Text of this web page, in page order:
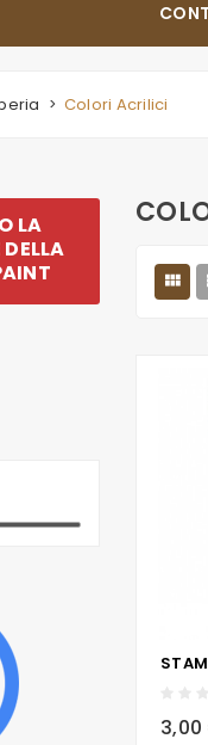
Colori Acrilici
LA

local_grocery_store